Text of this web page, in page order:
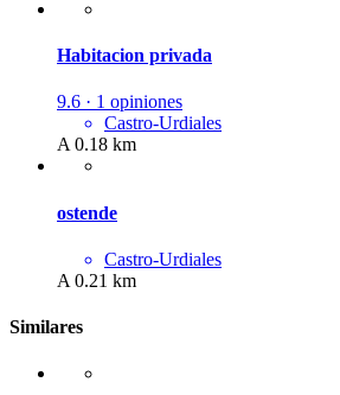
Habitacion privada
9.6 · 1 opiniones
Castro-Urdiales
A 0.18 km
ostende
Castro-Urdiales
A 0.21 km
Similares